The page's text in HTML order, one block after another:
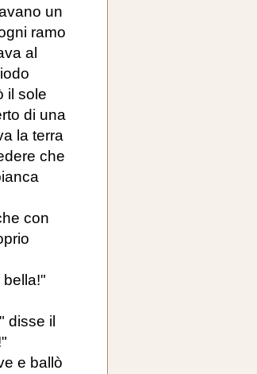
un
ramo
al
il sole
di una
la terra
che
con
disse il
e ballò